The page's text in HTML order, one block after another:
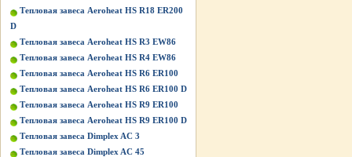
Тепловая завеса Aeroheat HS R18 ER200
D
Тепловая завеса Aeroheat HS R3 EW86
Тепловая завеса Aeroheat HS R4 EW86
Тепловая завеса Aeroheat HS R6 ER100
Тепловая завеса Aeroheat HS R6 ER100 D
Тепловая завеса Aeroheat HS R9 ER100
Тепловая завеса Aeroheat HS R9 ER100 D
Тепловая завеса Dimplex AC 3
Тепловая завеса Dimplex AC 45